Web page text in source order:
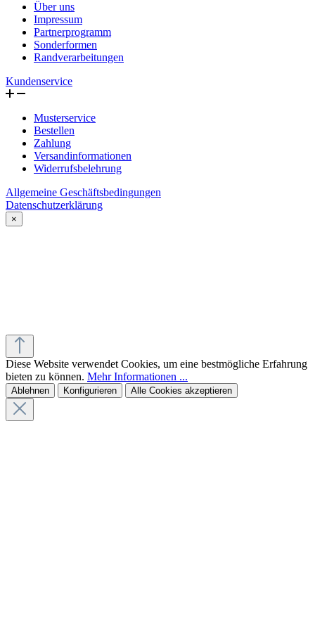
Über uns
Impressum
Partnerprogramm
Sonderformen
Randverarbeitungen
Kundenservice
Musterservice
Bestellen
Zahlung
Versandinformationen
Widerrufsbelehrung
Allgemeine Geschäftsbedingungen
Datenschutzerklärung
×
Diese Website verwendet Cookies, um eine bestmögliche Erfahrung
bieten zu können. Mehr Informationen ...
Ablehnen Konfigurieren Alle Cookies akzeptieren